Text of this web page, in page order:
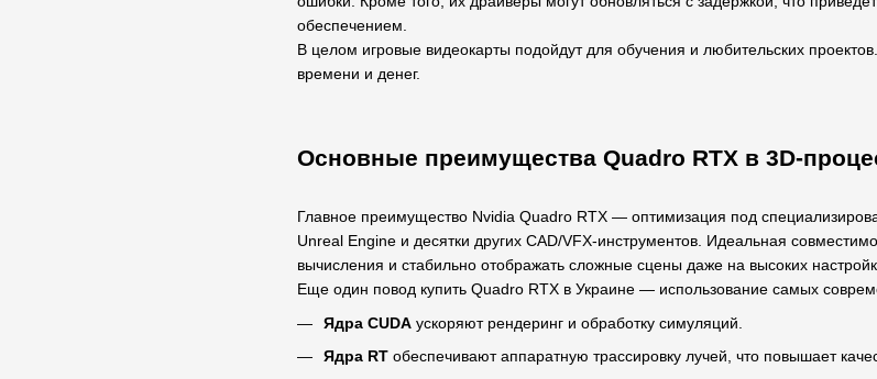
обеспечением.
В целом игровые видеокарты подойдут для обучения и любительских
времени и денег.
Основные преимущества Quadro RTX в 3D-
Главное преимущество Nvidia Quadro RTX — оптимизация под
Unreal Engine и десятки других CAD/VFX-инструментов. Идеальная
вычисления и стабильно отображать сложные сцены даже на высоких
Еще один повод купить Quadro RTX в Украине — использование самых
Ядра CUDA ускоряют рендеринг и обработку симуляций.
Ядра RT обеспечивают аппаратную трассировку лучей, что повышает